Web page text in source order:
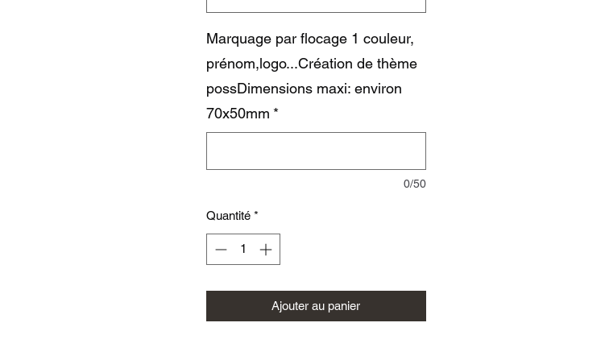
Marquage par flocage 1 couleur,
prénom,logo...Création de thème
possDimensions maxi: environ
70x50mm *
0/50
Quantité *
Ajouter au panier